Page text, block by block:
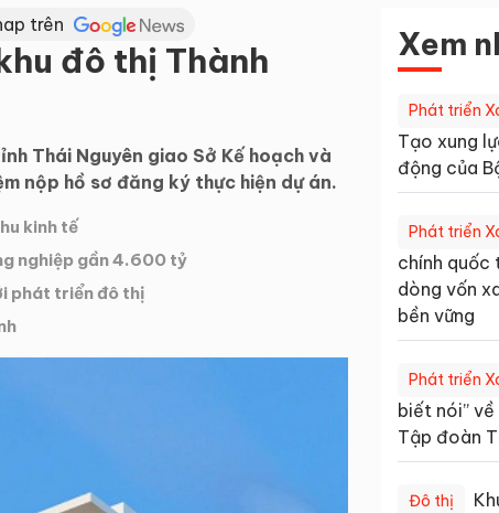
trên
đô thị Thành
Thái Nguyên giao Sở Kế hoạch và
nộp hồ sơ đăng ký thực hiện dự án.
kinh tế
nghiệp gần 4.600 tỷ
phát triển đô thị
Xem
Phát triển
Tạo xung
động của
Phát triển
chính quốc
dòng vốn
bền vững
Phát triển
biết nói”
Tập đoàn
Đô thị